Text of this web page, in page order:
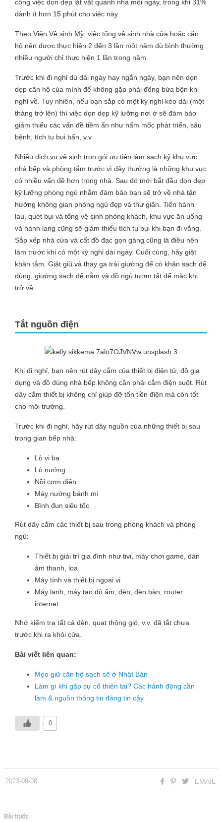
công việc dọn dẹp lặt vặt quanh nhà mỗi ngày, trong khi 31%
dành ít hơn 15 phút cho việc này.
Theo Viện Vệ sinh Mỹ, việc tổng vệ sinh nhà cửa hoặc căn
hộ nên được thực hiện 2 đến 3 lần một năm dù bình thường
nhiều người chỉ thực hiện 1 lần trong năm.
Trước khi đi nghỉ dù dài ngày hay ngắn ngày, bạn nên dọn
dẹp căn hộ của mình để không gặp phải đống bừa bộn khi
nghỉ về. Tuy nhiên, nếu bạn sắp có một kỳ nghỉ kéo dài (một
tháng trở lên) thì việc dọn dẹp kỹ lưỡng nơi ở sẽ đảm bảo
giảm thiểu các vấn đề tiềm ẩn như nấm mốc phát triển, sâu
bệnh, tích tụ bụi bẩn, v.v.
Nhiều dịch vụ vệ sinh trọn gói ưu tiên làm sạch kỹ khu vực
nhà bếp và phòng tắm trước vì đây thường là những khu vực
có nhiều vấn đề hơn trong nhà. Sau đó mới bắt đầu dọn dẹp
kỹ lưỡng phòng ngủ nhằm đảm bảo bạn sẽ trở về nhà tận
hưởng không gian phòng ngủ đẹp và thư giãn. Tiến hành
lau, quét bụi và tổng vệ sinh phòng khách, khu vực ăn uống
và hành lang cũng sẽ giảm thiểu tích tụ bụi khi bạn đi vắng.
Sắp xếp nhà cửa và cất đồ đạc gọn gàng cũng là điều nên
làm trước khi có một kỳ nghỉ dài ngày. Cuối cùng, hãy giặt
khăn tắm. Giặt giũ và thay ga trải giường để có khăn sạch để
dùng, giường sạch để nằm và đồ ngủ tươm tất để mặc khi
trở về.
Tắt nguồn điện
Khi đi nghỉ, bạn nên rút dây cắm của thiết bị điện tử, đồ gia
dụng và đồ dùng nhà bếp không cần phải cắm điện suốt. Rút
dây cắm thiết bị không chỉ giúp đỡ tốn tiền điện mà còn tốt
cho môi trường.
Trước khi đi nghỉ, hãy rút dây nguồn của những thiết bị sau
trong gian bếp nhà:
Lò vi ba
Lò nướng
Nồi cơm điện
Máy nướng bánh mì
Bình đun siêu tốc
Rút dây cắm các thiết bị sau trong phòng khách và phòng
ngủ:
Thiết bị giải trí gia đình như tivi, máy chơi game, dàn
âm thanh, loa
Máy tính và thiết bị ngoại vi
Máy lạnh, máy tạo độ ẩm, đèn, đèn bàn, router
internet
Nhớ kiểm tra tất cả đèn, quạt thông gió, v.v. đã tắt chưa
trước khi ra khỏi cửa.
Bài viết liên quan:
Mẹo giữ căn hộ sạch sẽ ở Nhật Bản
Làm gì khi gặp sự cố thiên tai? Các hành động cần
làm & nguồn thông tin đáng tin cậy
0
2023-09-08 EMAIL
Bài trước